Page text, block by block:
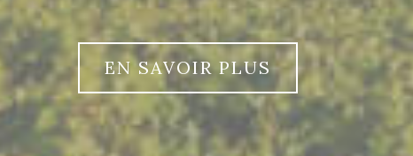
EN SAVOIR PLUS